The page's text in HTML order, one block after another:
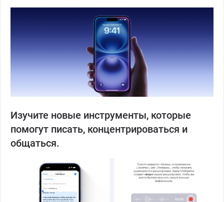
Изучите новые инструменты, которые
помогут писать, концентрироваться и
общаться.